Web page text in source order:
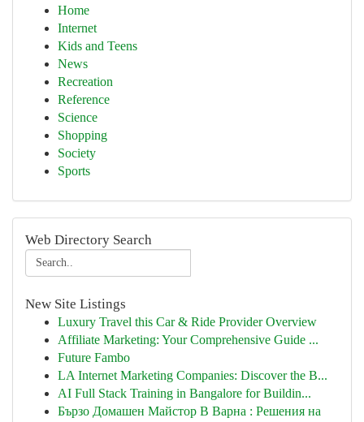
Home
Internet
Kids and Teens
News
Recreation
Reference
Science
Shopping
Society
Sports
Web Directory Search
New Site Listings
Luxury Travel this Car & Ride Provider Overview
Affiliate Marketing: Your Comprehensive Guide ...
Future Fambo
LA Internet Marketing Companies: Discover the B...
AI Full Stack Training in Bangalore for Buildin...
Бързо Домашен Майстор В Варна : Решения на